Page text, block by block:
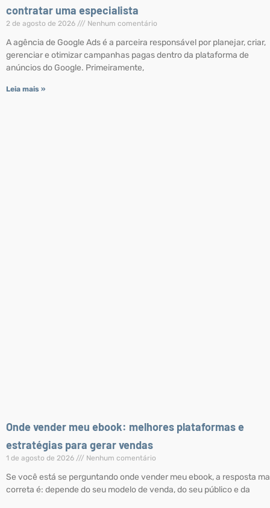
contratar uma especialista
2 de agosto de 2026 Nenhum comentário
A agência de Google Ads é a parceira responsável por planejar, criar,
gerenciar e otimizar campanhas pagas dentro da plataforma de
anúncios do Google. Primeiramente,
Leia mais »
Onde vender meu ebook: melhores plataformas e
estratégias para gerar vendas
1 de agosto de 2026 Nenhum comentário
Se você está se perguntando onde vender meu ebook, a resposta
correta é: depende do seu modelo de venda, do seu público e da